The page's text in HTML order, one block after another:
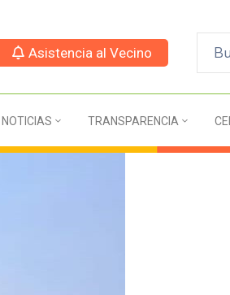
Asistencia al Vecino
NOTICIAS TRANSPARENCIA